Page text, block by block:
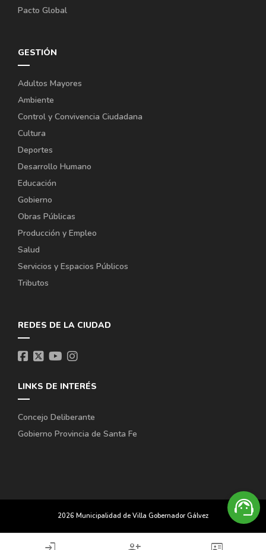
support_agent
Pacto Global
GESTIÓN
Adultos Mayores
Ambiente
Control y Convivencia Ciudadana
Cultura
Deportes
Desarrollo Humano
Educación
Gobierno
Obras Públicas
Producción y Empleo
Salud
Servicios y Espacios Públicos
Tributos
REDES DE LA CIUDAD
LINKS DE INTERÉS
Concejo Deliberante
Gobierno Provincia de Santa Fe
2026 Municipalidad de Villa Gobernador Gálvez